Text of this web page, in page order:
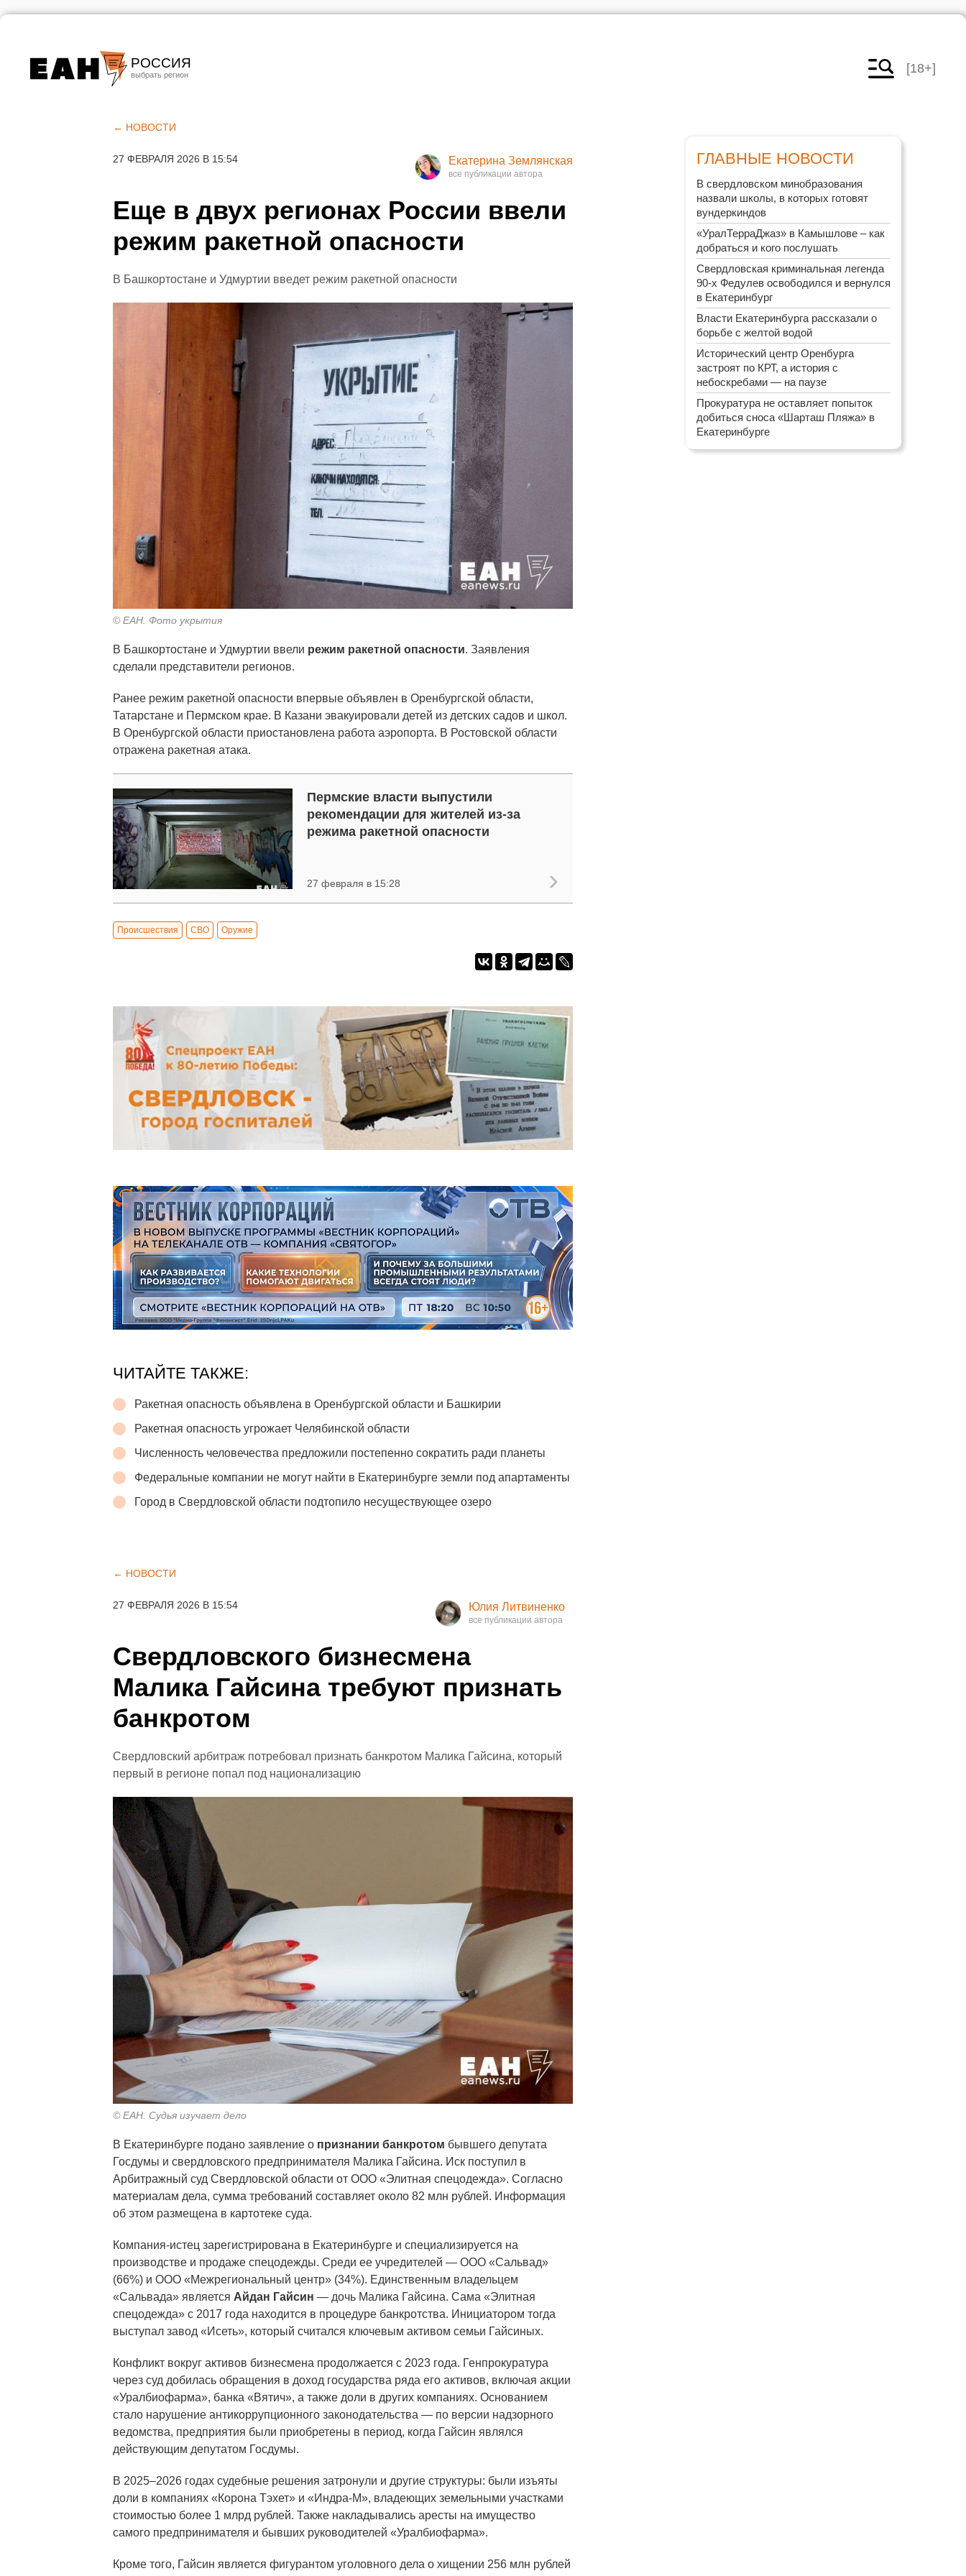
РОССИЯ
Челябинск
[18+]
← НОВОСТИ
27 ФЕВРАЛЯ 2026 В 15:54 Екатерина Землянская
Еще в двух регионах России ввели
режим ракетной опасности
В Башкортостане и Удмуртии введет режим ракетной опасности
© ЕАН. Фото укрытия
В Башкортостане и Удмуртии ввели режим ракетной опасности. Заявления
сделали представители регионов.
Ранее режим ракетной опасности впервые объявлен в Оренбургской области,
Татарстане и Пермском крае. В Казани эвакуировали детей из детских садов и школ.
В Оренбургской области приостановлена работа аэропорта. В Ростовской области
отражена ракетная атака.
Пермские власти выпустили
рекомендации для жителей из-за
режима ракетной опасности
27 февраля в 15:28
Происшествия СВО Оружие
ЧИТАЙТЕ ТАКЖЕ:
Ракетная опасность объявлена в Оренбургской области и Башкирии
Ракетная опасность угрожает Челябинской области
Численность человечества предложили постепенно сократить ради планеты
Федеральные компании не могут найти в Екатеринбурге земли под апартаменты
Город в Свердловской области подтопило несуществующее озеро
← НОВОСТИ
27 ФЕВРАЛЯ 2026 В 15:54 Юлия Литвиненко
Свердловского бизнесмена
Малика Гайсина требуют признать
банкротом
Свердловский арбитраж потребовал признать банкротом Малика Гайсина, который
первый в регионе попал под национализацию
© ЕАН. Судья изучает дело
В Екатеринбурге подано заявление о признании банкротом бывшего депутата
Госдумы и свердловского предпринимателя Малика Гайсина. Иск поступил в
Арбитражный суд Свердловской области от ООО «Элитная спецодежда». Согласно
материалам дела, сумма требований составляет около 82 млн рублей. Информация
об этом размещена в картотеке суда.
Компания-истец зарегистрирована в Екатеринбурге и специализируется на
производстве и продаже спецодежды. Среди ее учредителей — ООО «Сальвад»
(66%) и ООО «Межрегиональный центр» (34%). Единственным владельцем
«Сальвада» является Айдан Гайсин — дочь Малика Гайсина. Сама «Элитная
спецодежда» с 2017 года находится в процедуре банкротства. Инициатором тогда
выступал завод «Исеть», который считался ключевым активом семьи Гайсиных.
Конфликт вокруг активов бизнесмена продолжается с 2023 года. Генпрокуратура
через суд добилась обращения в доход государства ряда его активов, включая акции
«Уралбиофарма», банка «Вятич», а также доли в других компаниях. Основанием
стало нарушение антикоррупционного законодательства — по версии надзорного
ведомства, предприятия были приобретены в период, когда Гайсин являлся
действующим депутатом Госдумы.
В 2025–2026 годах судебные решения затронули и другие структуры: были изъяты
доли в компаниях «Корона Тэхет» и «Индра-М», владеющих земельными участками
стоимостью более 1 млрд рублей. Также накладывались аресты на имущество
самого предпринимателя и бывших руководителей «Уралбиофарма».
Кроме того, Гайсин является фигурантом уголовного дела о хищении 256 млн рублей
ГЛАВНЫЕ НОВОСТИ
В свердловском минобразования
назвали школы, в которых готовят
вундеркиндов
«УралТерраДжаз» в Камышлове – как
добраться и кого послушать
Свердловская криминальная легенда
90-х Федулев освободился и вернулся
в Екатеринбург
Власти Екатеринбурга рассказали о
борьбе с желтой водой
Исторический центр Оренбурга
застроят по КРТ, а история с
небоскребами — на паузе
Прокуратура не оставляет попыток
добиться сноса «Шарташ Пляжа» в
Екатеринбурге